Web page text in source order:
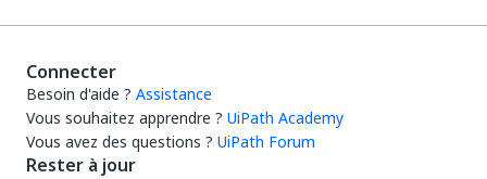
Connecter
Besoin d'aide ? Assistance
Vous souhaitez apprendre ? UiPath Academy
Vous avez des questions ? UiPath Forum
Rester à jour